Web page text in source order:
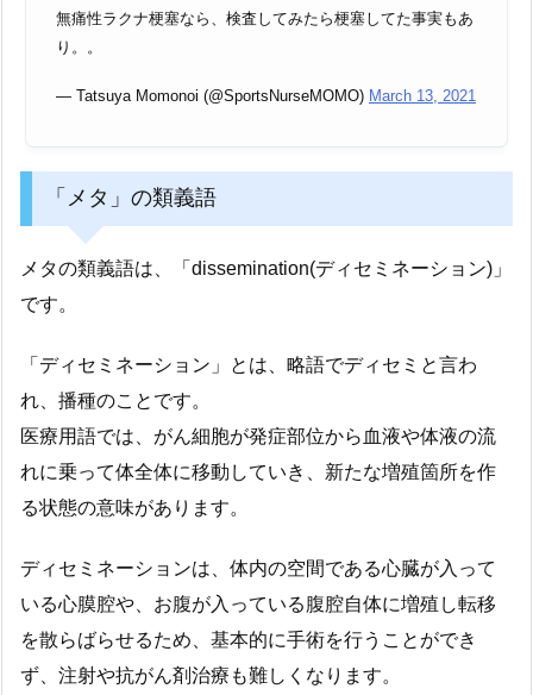
無痛性ラクナ梗塞なら、検査してみたら梗塞してた事実もあ
り。。
— Tatsuya Momonoi (@SportsNurseMOMO) March 13, 2021
「メタ」の類義語
メタの類義語は、「dissemination(ディセミネーション)」
です。
「ディセミネーション」とは、略語でディセミと言わ
れ、播種のことです。
医療用語では、がん細胞が発症部位から血液や体液の流
れに乗って体全体に移動していき、新たな増殖箇所を作
る状態の意味があります。
ディセミネーションは、体内の空間である心臓が入って
いる心膜腔や、お腹が入っている腹腔自体に増殖し転移
を散らばらせるため、基本的に手術を行うことができ
ず、注射や抗がん剤治療も難しくなります。